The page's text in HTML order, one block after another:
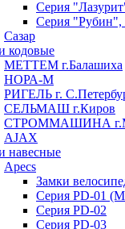
Серия
Серия
Сазар
кодовые
МЕТТЕМ г.Балашиха
НОРА-М
РИГЕЛЬ г.
СЕЛЬМАШ г.Киров
СТРОММАШИНА
AJAX
навесные
Apecs
Замки
Серия PD-01
Серия PD-02
Серия PD-03